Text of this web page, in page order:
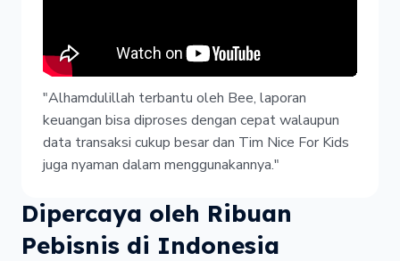
Dipercaya oleh Ribuan
Pebisnis di Indonesia
"Alhamdulillah terbantu oleh Bee, laporan
keuangan bisa diproses dengan cepat walaupun
data transaksi cukup besar dan Tim Nice For Kids
juga nyaman dalam menggunakannya."